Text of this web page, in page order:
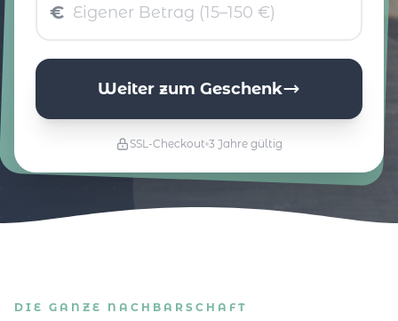
€
Weiter zum Geschenk
SSL-Checkout 3 Jahre gültig
DIE GANZE NACHBARSCHAFT